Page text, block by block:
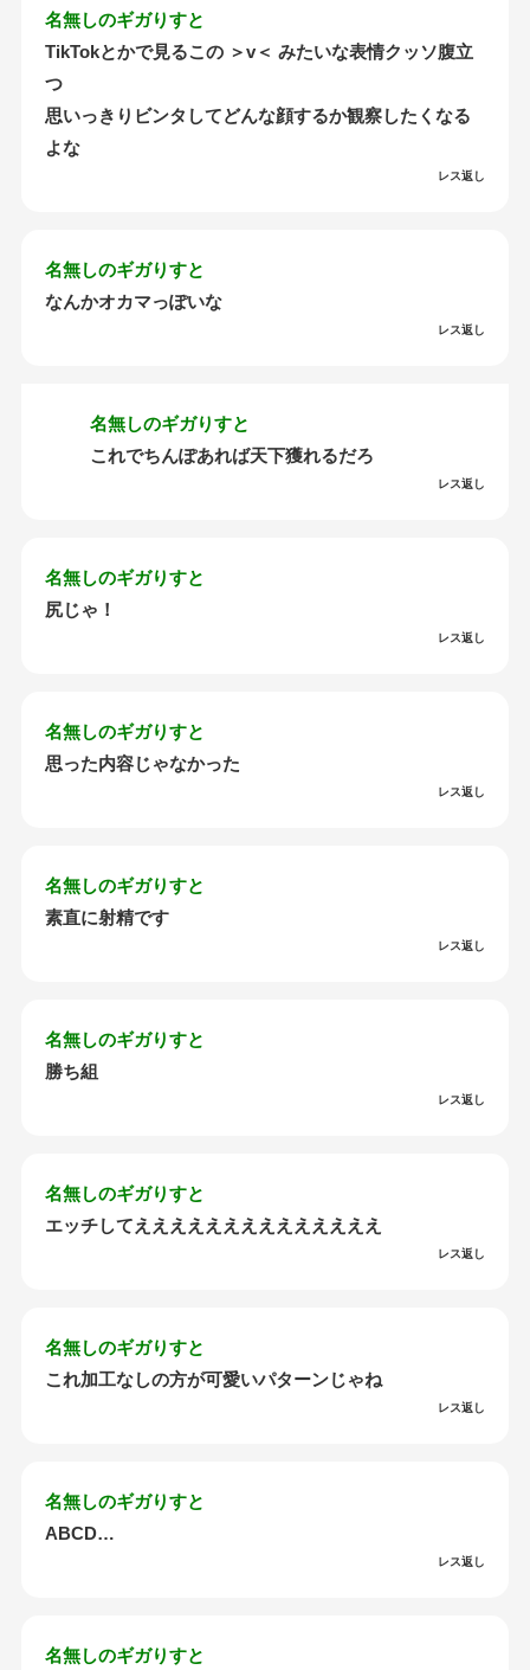
名無しのギガりすと
TikTokとかで見るこの ＞v＜ みたいな表情クッソ腹立
つ
思いっきりビンタしてどんな顔するか観察したくなる
よな
レス返し
名無しのギガりすと
なんかオカマっぽいな
レス返し
名無しのギガりすと
これでちんぽあれば天下獲れるだろ
レス返し
名無しのギガりすと
尻じゃ！
レス返し
名無しのギガりすと
思った内容じゃなかった
レス返し
名無しのギガりすと
素直に射精です
レス返し
名無しのギガりすと
勝ち組
レス返し
名無しのギガりすと
エッチしてええええええええええええええ
レス返し
名無しのギガりすと
これ加工なしの方が可愛いパターンじゃね
レス返し
名無しのギガりすと
ABCD…
レス返し
名無しのギガりすと